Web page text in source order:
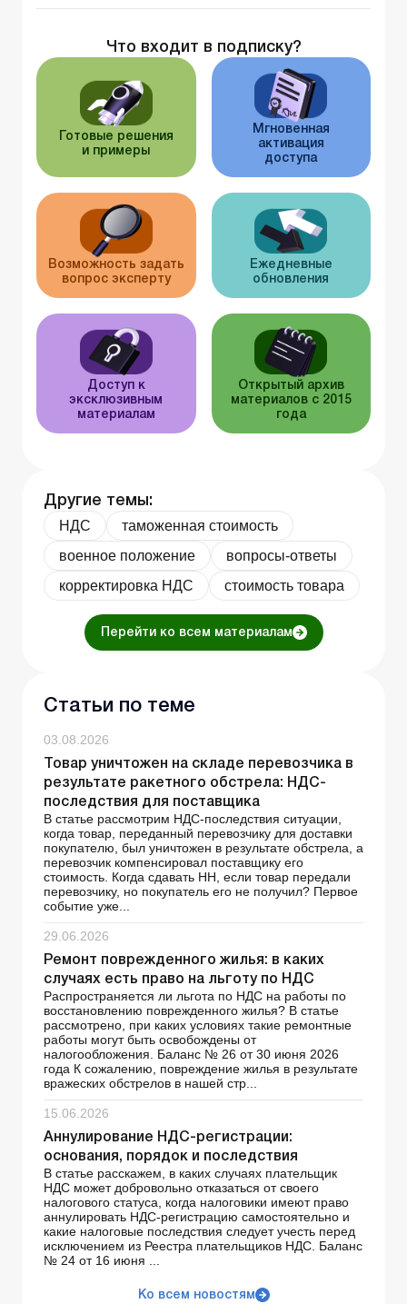
Что входит в подписку?
Готовые решения
и примеры
Мгновенная
активация
доступа
Возможность задать
вопрос эксперту
Ежедневные
обновления
Доступ к
эксклюзивным
материалам
Открытый архив
материалов с 2015
года
Другие темы:
НДС
таможенная стоимость
военное положение
вопросы-ответы
корректировка НДС
стоимость товара
Перейти ко всем материалам
Статьи по теме
03.08.2026
Товар уничтожен на складе перевозчика в
результате ракетного обстрела: НДС-
последствия для поставщика
В статье рассмотрим НДС-последствия ситуации,
когда товар, переданный перевозчику для доставки
покупателю, был уничтожен в результате обстрела, а
перевозчик компенсировал поставщику его
стоимость. Когда сдавать НН, если товар передали
перевозчику, но покупатель его не получил? Первое
событие уже...
29.06.2026
Ремонт поврежденного жилья: в каких
случаях есть право на льготу по НДС
Распространяется ли льгота по НДС на работы по
восстановлению поврежденного жилья? В статье
рассмотрено, при каких условиях такие ремонтные
работы могут быть освобождены от
налогообложения. Баланс № 26 от 30 июня 2026
года К сожалению, повреждение жилья в результате
вражеских обстрелов в нашей стр...
15.06.2026
Аннулирование НДС-регистрации:
основания, порядок и последствия
В статье расскажем, в каких случаях плательщик
НДС может добровольно отказаться от своего
налогового статуса, когда налоговики имеют право
аннулировать НДС-регистрацию самостоятельно и
какие налоговые последствия следует учесть перед
исключением из Реестра плательщиков НДС. Баланс
№ 24 от 16 июня ...
Ко всем новостям